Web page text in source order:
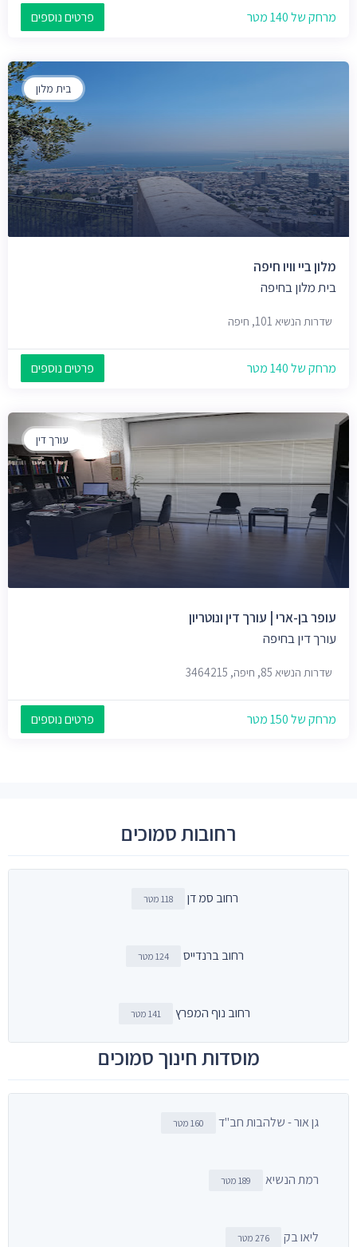
מרחק של 140 מטר פרטים נוספים
בית מלון
מלון ביי וויו חיפה
בית מלון בחיפה
שדרות הנשיא 101, חיפה
מרחק של 140 מטר פרטים נוספים
עורך דין
עופר בן-ארי | עורך דין ונוטריון
עורך דין בחיפה
שדרות הנשיא 85, חיפה, 3464215
מרחק של 150 מטר פרטים נוספים
רחובות סמוכים
רחוב סמ דן 118 מטר
רחוב ברנדייס 124 מטר
רחוב נוף המפרץ 141 מטר
מוסדות חינוך סמוכים
גן אור - שלהבות חב"ד 160 מטר
רמת הנשיא 189 מטר
ליאו בק 276 מטר